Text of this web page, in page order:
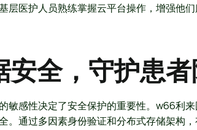
层医护人员熟练掌握云平台操作，增强他
安全，守护患者
敏感性决定了安全保护的重要性。w66利
。通过多因素身份验证和分布式存储架构